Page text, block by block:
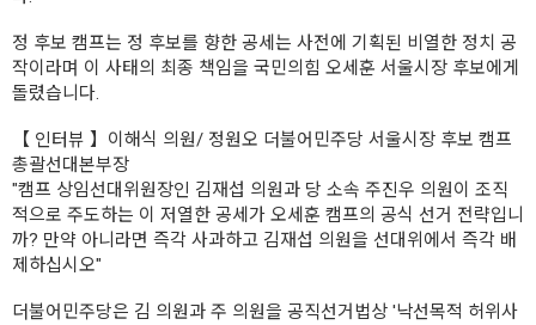
정 후보 캠프는 정 후보를 향한 공세는 사전에 기획된 비열한 정치 공
작이라며 이 사태의 최종 책임을 국민의힘 오세훈 서울시장 후보에게
돌렸습니다.
【 인터뷰 】이해식 의원/ 정원오 더불어민주당 서울시장 후보 캠프
총괄선대본부장
"캠프 상임선대위원장인 김재섭 의원과 당 소속 주진우 의원이 조직
적으로 주도하는 이 저열한 공세가 오세훈 캠프의 공식 선거 전략입니
까? 만약 아니라면 즉각 사과하고 김재섭 의원을 선대위에서 즉각 배
제하십시오"
더불어민주당은 김 의원과 주 의원을 공직선거법상 '낙선목적 허위사